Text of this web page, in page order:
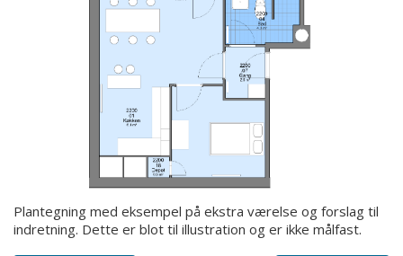
Plantegning med eksempel på ekstra værelse og forslag til
indretning. Dette er blot til illustration og er ikke målfast.